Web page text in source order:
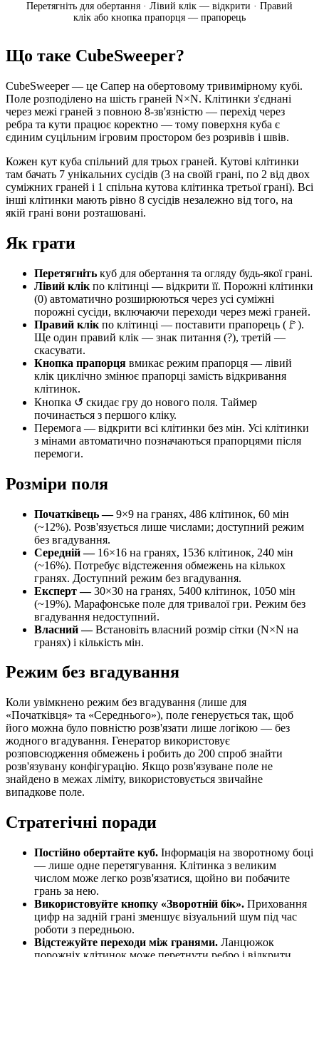
Перетягніть для обертання · Лівий клік — відкрити · Правий
клік або кнопка прапорця — прапорець
Що таке CubeSweeper?
CubeSweeper — це Сапер на обертовому тривимірному кубі.
Поле розподілено на шість граней N×N. Клітинки з'єднані
через межі граней з повною 8-зв'язністю — перехід через
ребра та кути працює коректно — тому поверхня куба є
єдиним суцільним ігровим простором без розривів і швів.
Кожен кут куба спільний для трьох граней. Кутові клітинки
там бачать 7 унікальних сусідів (3 на своїй грані, по 2 від двох
суміжних граней і 1 спільна кутова клітинка третьої грані). Всі
інші клітинки мають рівно 8 сусідів незалежно від того, на
якій грані вони розташовані.
Як грати
Перетягніть куб для обертання та огляду будь-якої грані.
Лівий клік по клітинці — відкрити її. Порожні клітинки
(0) автоматично розширюються через усі суміжні
порожні сусіди, включаючи переходи через межі граней.
Правий клік по клітинці — поставити прапорець (🚩).
Ще один правий клік — знак питання (?), третій —
скасувати.
Кнопка прапорця вмикає режим прапорця — лівий
клік циклічно змінює прапорці замість відкривання
клітинок.
Кнопка ↺ скидає гру до нового поля. Таймер
починається з першого кліку.
Перемога — відкрити всі клітинки без мін. Усі клітинки
з мінами автоматично позначаються прапорцями після
перемоги.
Розміри поля
Початківець —9×9 на гранях, 486 клітинок, 60 мін
(~12%). Розв'язується лише числами; доступний режим
без вгадування.
Середній —16×16 на гранях, 1536 клітинок, 240 мін
(~16%). Потребує відстеження обмежень на кількох
гранях. Доступний режим без вгадування.
Експерт —30×30 на гранях, 5400 клітинок, 1050 мін
(~19%). Марафонське поле для тривалої гри. Режим без
вгадування недоступний.
Власний —Встановіть власний розмір сітки (N×N на
гранях) і кількість мін.
Режим без вгадування
Коли увімкнено режим без вгадування (лише для
«Початківця» та «Середнього»), поле генерується так, щоб
його можна було повністю розв'язати лише логікою — без
жодного вгадування. Генератор використовує
розповсюдження обмежень і робить до 200 спроб знайти
розв'язувану конфігурацію. Якщо розв'язуване поле не
знайдено в межах ліміту, використовується звичайне
випадкове поле.
Стратегічні поради
Постійно обертайте куб. Інформація на зворотному боці
— лише одне перетягування. Клітинка з великим
числом може легко розв'язатися, щойно ви побачите
грань за нею.
Використовуйте кнопку «Зворотній бік». Приховання
цифр на задній грані зменшує візуальний шум під час
роботи з передньою.
Відстежуйте переходи між гранями. Ланцюжок
порожніх клітинок може перетнути ребро і відкрити